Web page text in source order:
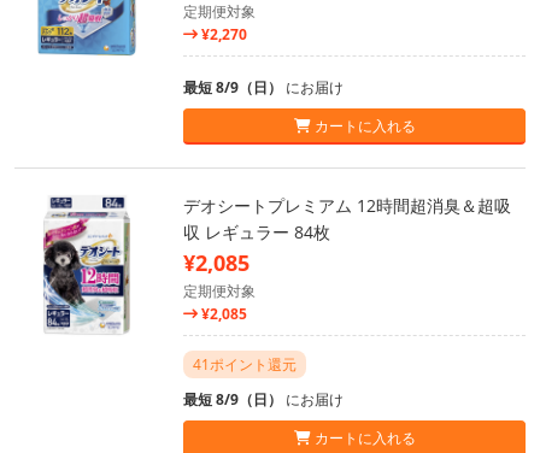
定期便対象
¥2,270
最短 8/9（日） にお届け
カートに入れる
デオシートプレミアム 12時間超消臭＆超吸
収 レギュラー 84枚
¥2,085
定期便対象
¥2,085
41ポイント還元
最短 8/9（日） にお届け
カートに入れる